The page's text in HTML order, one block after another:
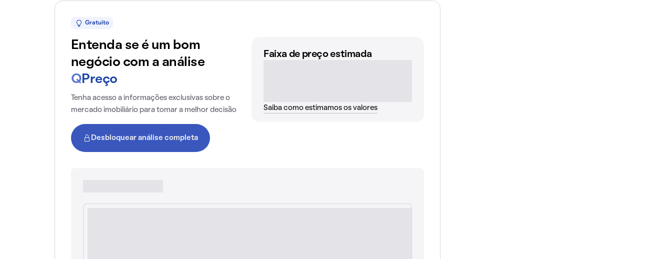
Gratuito
Entenda se é um bom
negócio com a análise
Q Preço
Tenha acesso a informações exclusivas sobre o
mercado imobiliário para tomar a melhor decisão
Desbloquear análise completa
Faixa de preço estimada
Saiba como estimamos os valores